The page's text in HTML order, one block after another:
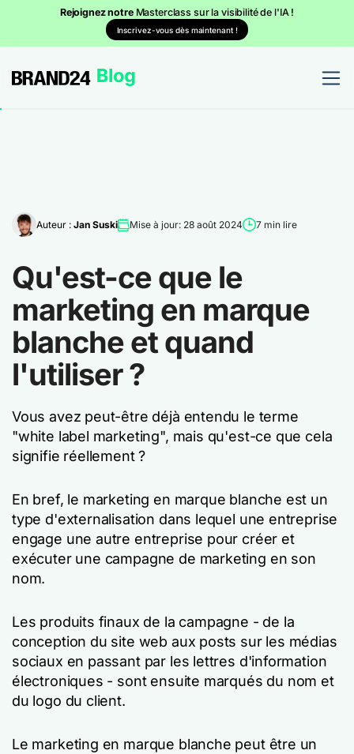
Rejoignez notre Masterclass sur la visibilité de l'IA !
Inscrivez-vous dès maintenant !
Auteur : Jan Suski Mise à jour: 28 août 2024 7 min lire
Qu'est-ce que le
marketing en marque
blanche et quand
l'utiliser ?
Vous avez peut-être déjà entendu le terme
"white label marketing", mais qu'est-ce que cela
signifie réellement ?
En bref, le marketing en marque blanche est un
type d'externalisation dans lequel une entreprise
engage une autre entreprise pour créer et
exécuter une campagne de marketing en son
nom.
Les produits finaux de la campagne - de la
conception du site web aux posts sur les médias
sociaux en passant par les lettres d'information
électroniques - sont ensuite marqués du nom et
du logo du client.
Le marketing en marque blanche peut être un